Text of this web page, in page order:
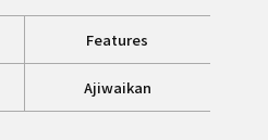
Features
Ajiwaikan